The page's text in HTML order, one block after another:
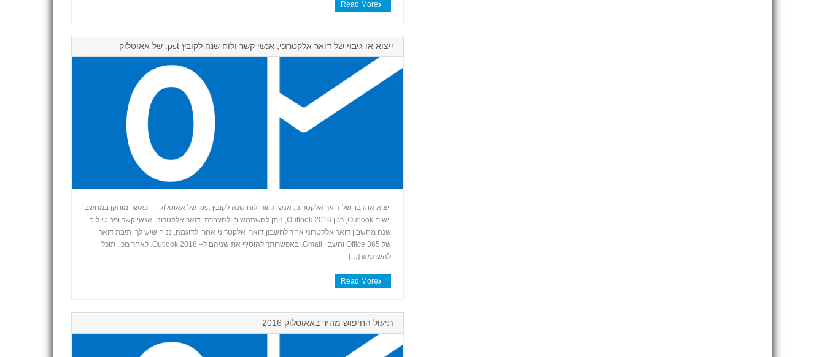
Read More
ייצוא או גיבוי של דואר אלקטרוני, אנשי קשר ולוח שנה לקובץ ‎.pst של אאוטלוק
+
ייצוא או גיבוי של דואר אלקטרוני, אנשי קשר ולוח שנה לקובץ ‎.pst של אאוטלוק: כאשר מותקן במחשב
יישום Outlook, כגון Outlook 2016, ניתן להשתמש בו להעברת דואר אלקטרוני, אנשי קשר ופריטי לוח
שנה מחשבון דואר אלקטרוני אחד לחשבון דואר אלקטרוני אחר. לדוגמה, נניח שיש לך תיבת דואר
של Office 365 וחשבון Gmail. באפשרותך להוסיף את שניהם ל– Outlook 2016. לאחר מכן, תוכל
להשתמש […]
Read More
תיעול החיפוש מהיר באאוטלוק 2016